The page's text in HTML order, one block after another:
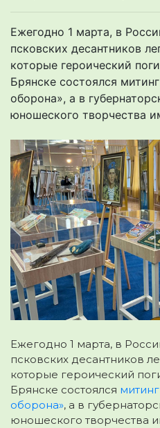
Ежегодно 1 марта, в
псковских десантников
которые героический
Брянске состоялся
оборона», а в
юношеского творчества
Ежегодно 1 марта, в
псковских десантников
которые героический
Брянске состоялся
оборона», а в
юношеского творчества